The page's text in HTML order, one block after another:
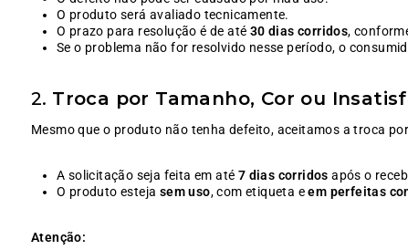
O produto será avaliado tecnicamente.
O prazo para resolução é de até 30 dias corridos,
Se o problema não for resolvido nesse período, o
2. Troca por Tamanho, Cor ou
Mesmo que o produto não tenha defeito, aceitamos a troca
A solicitação seja feita em até 7 dias corridos após o
O produto esteja sem uso, com etiqueta eem perfeitas
Atenção: